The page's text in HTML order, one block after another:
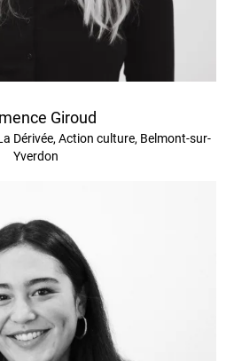
Giroud
Dérivée, Action culture, Belmont-sur-
Yverdon